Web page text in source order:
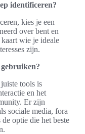
identificeren?
kies je een
over bent en
wie je ideale
zijn.
tools is
en het
Er zijn
sociale media, fora
optie die het beste